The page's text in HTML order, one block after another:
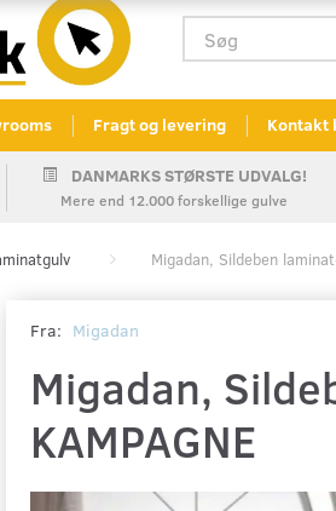
Fragt og levering Kontakt
DANMARKS STØRSTE UDVALG!
Mere end 12.000 forskellige gulve
Migadan, Sildeben
Fra: Migadan
Migadan,
KAMPAGNE